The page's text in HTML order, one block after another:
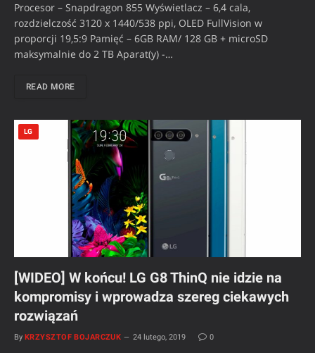
Procesor – Snapdragon 855 Wyświetlacz – 6,4 cala,
rozdzielczość 3120 x 1440/538 ppi, OLED FullVision w
proporcji 19,5:9 Pamięć – 6GB RAM/ 128 GB + microSD
maksymalnie do 2 TB Aparat(y) -…
READ MORE
LG
[WIDEO] W końcu! LG G8 ThinQ nie idzie na
kompromisy i wprowadza szereg ciekawych
rozwiązań
By KRZYSZTOF BOJARCZUK 24 lutego, 2019 0